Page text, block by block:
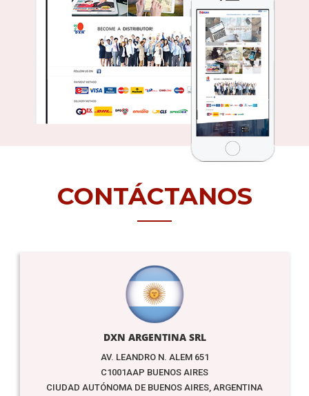
CONTÁCTANOS
DXN ARGENTINA SRL
AV. LEANDRO N. ALEM 651
C1001AAP BUENOS AIRES
CIUDAD AUTÓNOMA DE BUENOS AIRES, ARGENTINA